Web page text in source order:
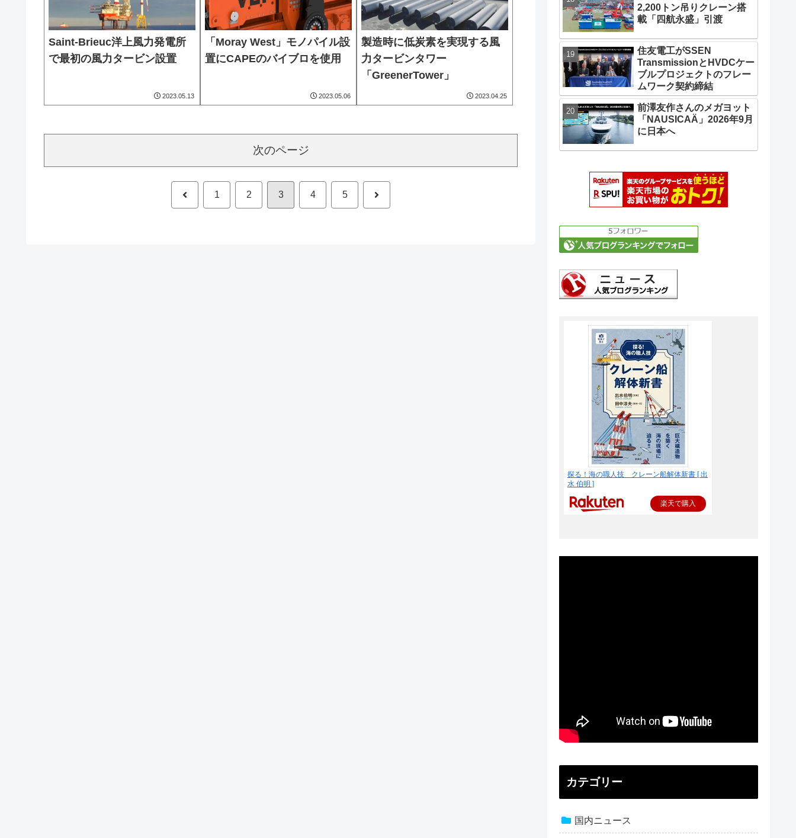
Saint-Brieuc洋上風力発電所
で最初の風力タービン設置
2023.05.13
「Moray West」モノパイル設
置にCAPEのバイブロを使用
2023.05.06
製造時に低炭素を実現する風
力タービンタワー
「GreenerTower」
2023.04.25
次のページ
前 1 2 3 4 5 次
2,200トン吊りクレーン搭
載「四航永盛」引渡
住友電工がSSEN
TransmissionとHVDCケー
ブルプロジェクトのフレー
ムワーク契約締結
前澤友作さんのメガヨット
「NAUSICAÄ」2026年9月
に日本へ
探る！海の職人技 クレーン船解体新書 [ 出
水 伯明 ]
楽天で購入
カテゴリー
国内ニュース